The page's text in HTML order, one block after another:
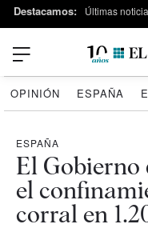
Destacamos: Últimas
OPINIÓN ESPAÑA
ESPAÑA
El Gobierno
el
corral en